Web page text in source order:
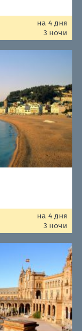
на 4 дня
3 ночи
на 4 дня
3 ночи